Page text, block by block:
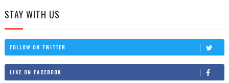
STAY WITH US
FOLLOW ON TWITTER
LIKE ON FACEBOOK